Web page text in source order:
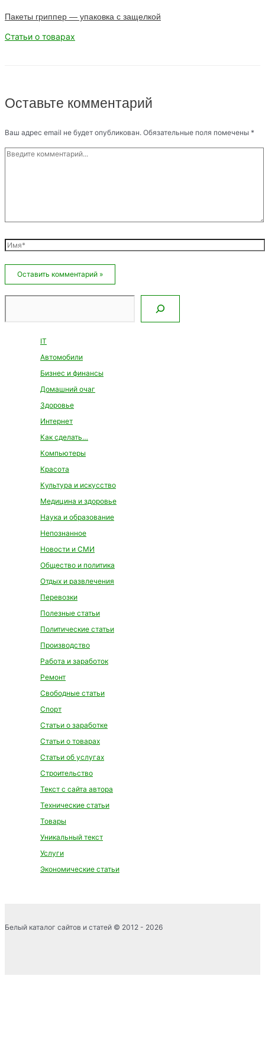
Пакеты гриппер — упаковка с защелкой
Статьи о товарах
Оставьте комментарий
Ваш адрес email не будет опубликован. Обязательные поля помечены *
Введите
комментарий...
Имя*
IT
Автомобили
Бизнес и финансы
Домашний очаг
Здоровье
Интернет
Как сделать…
Компьютеры
Красота
Культура и искусство
Медицина и здоровье
Наука и образование
Непознанное
Новости и СМИ
Общество и политика
Отдых и развлечения
Перевозки
Полезные статьи
Политические статьи
Производство
Работа и заработок
Ремонт
Свободные статьи
Спорт
Статьи о заработке
Статьи о товарах
Статьи об услугах
Строительство
Текст с сайта автора
Технические статьи
Товары
Уникальный текст
Услуги
Экономические статьи
Белый каталог сайтов и статей © 2012 - 2026